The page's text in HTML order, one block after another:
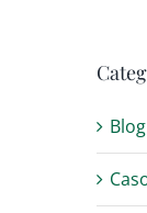
Blog